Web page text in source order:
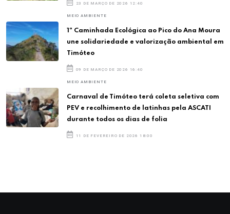
23 DE MARÇO DE 2026 12:40
MEIO AMBIENTE
1ª Caminhada Ecológica ao Pico do Ana Moura
une solidariedade e valorização ambiental em
Timóteo
09 DE MARÇO DE 2026 16:40
MEIO AMBIENTE
Carnaval de Timóteo terá coleta seletiva com
PEV e recolhimento de latinhas pela ASCATI
durante todos os dias de folia
11 DE FEVEREIRO DE 2026 18:00